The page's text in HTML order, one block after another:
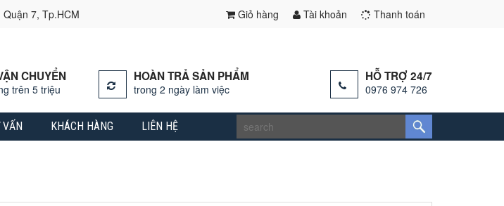
7, Tp.HCM Giỏ hàng Tài khoản Thanh toán
CHUYỂN
trên 5 triệu
HOÀN TRẢ SẢN PHẨM
trong 2 ngày làm việc
HỖ TRỢ 24/7
0976 974 726
KHÁCH HÀNG LIÊN HỆ